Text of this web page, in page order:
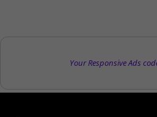
Your Responsive Ads